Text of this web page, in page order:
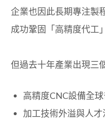
企業也因此長期專注製
成功鞏固「高精度代工
但過去十年產業出現三
高精度CNC設備全
加工技術外溢與人才